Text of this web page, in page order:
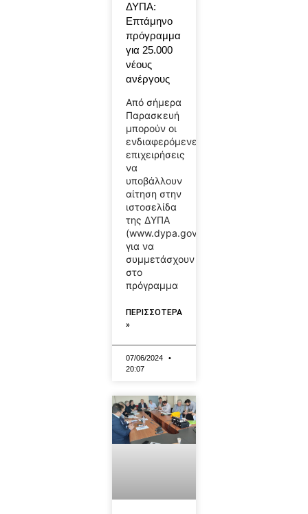
ΔΥΠΑ:
Επτάμηνο
πρόγραμμα
για 25.000
νέους
ανέργους
Από σήμερα
Παρασκευή
μπορούν οι
ενδιαφερόμενες
επιχειρήσεις
να
υποβάλλουν
αίτηση στην
ιστοσελίδα
της ΔΥΠΑ
(www.dypa.gov.gr)
για να
συμμετάσχουν
στο
πρόγραμμα
ΠΕΡΙΣΣΟΤΕΡΑ
»
07/06/2024
20:07